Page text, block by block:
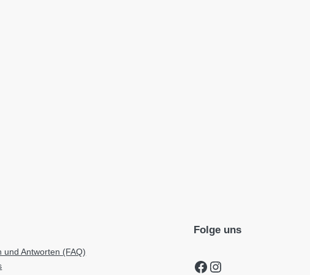
und Antworten (FAQ)
Folge uns
Facebook Instagram